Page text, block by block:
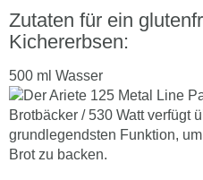
Zutaten für ein
Kichererbsen:
500 ml Wasser